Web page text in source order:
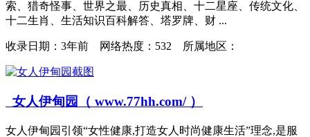
索、猎奇怪事、世界之最、历史真相、十二星座、传统文化、
十二生肖、生活知识百科解答、塔罗牌、财 ...
收录日期： 3年前 网络热度：532 所属地区：
女人伊甸园（ www.77hh.com/ ）
女人伊甸园引领“女性健康,打造女人时尚健康生活”理念,是服